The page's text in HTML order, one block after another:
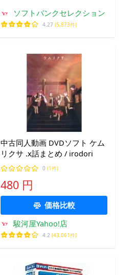
ソフトバンクセレクション
4.27 (5,873件)
中古同人動画 DVDソフト ケム
リクサ .x話まとめ / irodori
0 (1件)
480 円
価格比較
駿河屋Yahoo!店
4.2 (43,061件)